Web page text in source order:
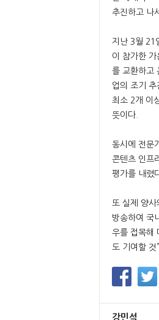
추진하고 나
지난 3월 21
이 참가한 가
를 교환하고
업의 조기
최소 2개 이
뜻이다.
동시에 전문
콘텐츠 인프
평가를 내렸
또 실제 양사
방송하여 국
우를 접목해
도 기여할 것
강민석